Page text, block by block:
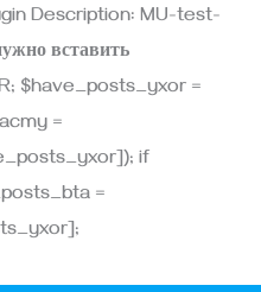
Description: MU-test-
вставить
$have_posts_yxor =
=
if
=